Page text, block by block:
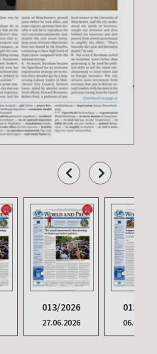
013/2026
27.06.2026
012/